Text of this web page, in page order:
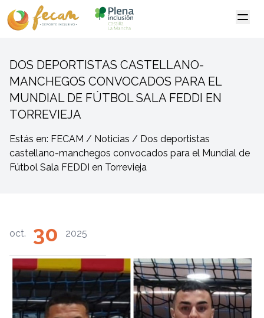
DOS DEPORTISTAS CASTELLANO-
MANCHEGOS CONVOCADOS PARA EL
MUNDIAL DE FÚTBOL SALA FEDDI EN
TORREVIEJA
Estás en: FECAM / Noticias / Dos deportistas
castellano-manchegos convocados para el Mundial de
Fútbol Sala FEDDI en Torrevieja
oct. 30 2025